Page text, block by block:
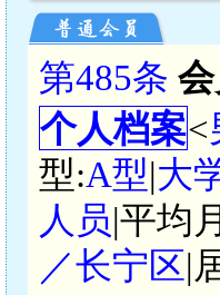
第485条
个人档案<
型:A型|大
人员|平均
／长宁区|